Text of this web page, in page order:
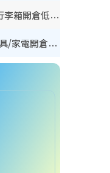
開倉優惠｜尖沙咀名牌行李箱開倉低至4折！一連5日 American Tourister/ace./Hallmark $200起！
廚具開倉｜特福Tefal廚具/家電開倉低至3折！$220起買平底鍋/炒鑊/湯煲！電飯煲/吸塵機/燙斗$418起